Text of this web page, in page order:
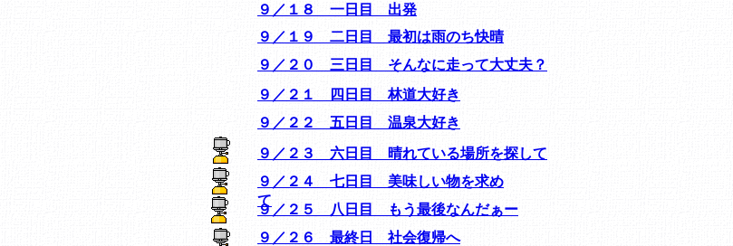
９／１８ 一日目 出発
９／１９ 二日目 最初は雨のち快晴
９／２０ 三日目 そんなに走って大丈夫？
９／２１ 四日目 林道大好き
９／２２ 五日目 温泉大好き
９／２３ 六日目 晴れている場所を探して
９／２４ 七日目 美味しい物を求め
て
９／２５ 八日目 もう最後なんだぁー
９／２６ 最終日 社会復帰へ